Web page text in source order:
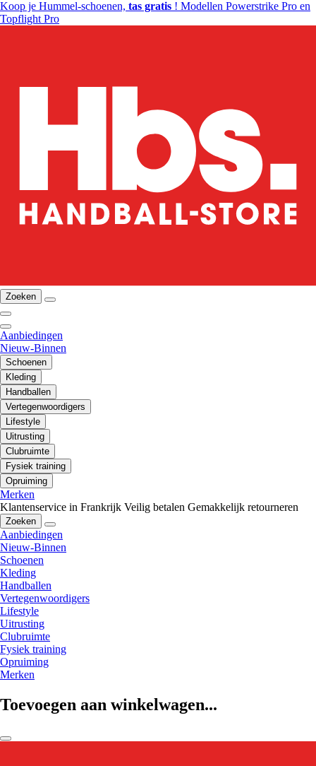
Koop je Hummel-schoenen, tas gratis ! Modellen Powerstrike Pro en
Topflight Pro
Zoeken
Aanbiedingen
Nieuw-Binnen
Schoenen
Kleding
Handballen
Vertegenwoordigers
Lifestyle
Uitrusting
Clubruimte
Fysiek training
Opruiming
Merken
Klantenservice in Frankrijk Veilig betalen Gemakkelijk retourneren
Zoeken
Aanbiedingen
Nieuw-Binnen
Schoenen
Kleding
Handballen
Vertegenwoordigers
Lifestyle
Uitrusting
Clubruimte
Fysiek training
Opruiming
Merken
Toevoegen aan winkelwagen...